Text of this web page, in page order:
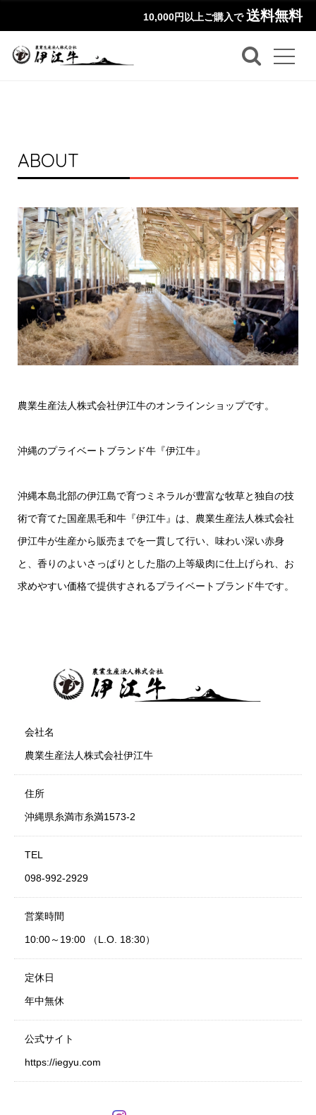
10,000円以上ご購入で 送料無料
ABOUT
農業生産法人株式会社伊江牛のオンラインショップです。
沖縄のプライベートブランド牛『伊江牛』
沖縄本島北部の伊江島で育つミネラルが豊富な牧草と独自の技
術で育てた国産黒毛和牛『伊江牛』は、農業生産法人株式会社
伊江牛が生産から販売までを一貫して行い、味わい深い赤身
と、香りのよいさっぱりとした脂の上等級肉に仕上げられ、お
求めやすい価格で提供すされるプライベートブランド牛です。
会社名
農業生産法人株式会社伊江牛
住所
沖縄県糸満市糸満1573-2
TEL
098-992-2929
営業時間
10:00～19:00 （L.O. 18:30）
定休日
年中無休
公式サイト
https://iegyu.com